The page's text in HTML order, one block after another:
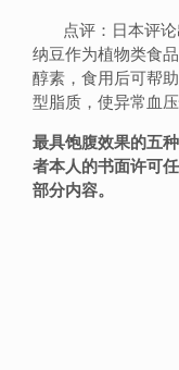
点评：日本评论
纳豆作为植物类食
醇素，食用后可帮
型脂质，使异常血压
最具饱腹效果的五
者本人的书面许可
部分内容。